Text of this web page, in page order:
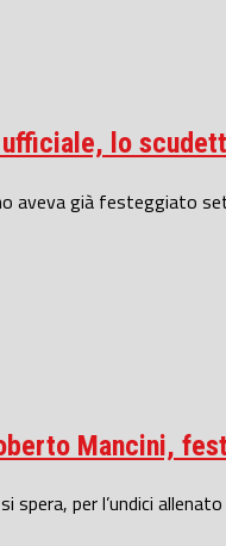
lo
aveva già festeggiato
Mancini,
spera, per l’undici